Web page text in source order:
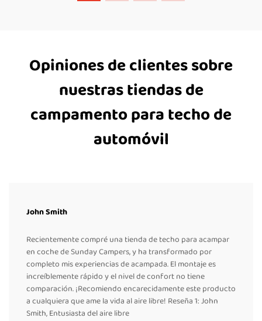
Opiniones de clientes sobre
nuestras tiendas de
campamento para techo de
automóvil
John Smith
Recientemente compré una tienda de techo para acampar
en coche de Sunday Campers, y ha transformado por
completo mis experiencias de acampada. El montaje es
increíblemente rápido y el nivel de confort no tiene
comparación. ¡Recomiendo encarecidamente este producto
a cualquiera que ame la vida al aire libre! Reseña 1: John
Smith, Entusiasta del aire libre